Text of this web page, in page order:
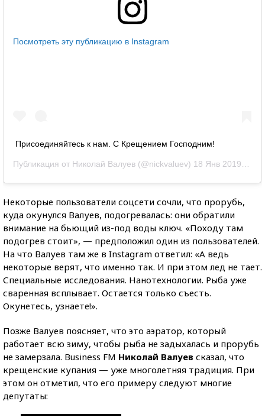
Посмотреть эту публикацию в Instagram
Присоединяйтесь к нам. С Крещением Господним!
Публикация от Николай Валуев (@nickvaluev) 18 Янв 2019 в 2:42 PST
Некоторые пользователи соцсети сочли, что прорубь,
куда окунулся Валуев, подогревалась: они обратили
внимание на бьющий из-под воды ключ. «Походу там
подогрев стоит», — предположил один из пользователей.
На что Валуев там же в Instagram ответил: «А ведь
некоторые верят, что именно так. И при этом лед не тает.
Специальные исследования. Нанотехнологии. Рыба уже
сваренная всплывает. Остается только съесть.
Окунетесь, узнаете!».
Позже Валуев поясняет, что это аэратор, который
работает всю зиму, чтобы рыба не задыхалась и прорубь
не замерзала. Business FM Николай Валуев сказал, что
крещенские купания — уже многолетняя традиция. При
этом он отметил, что его примеру следуют многие
депутаты: